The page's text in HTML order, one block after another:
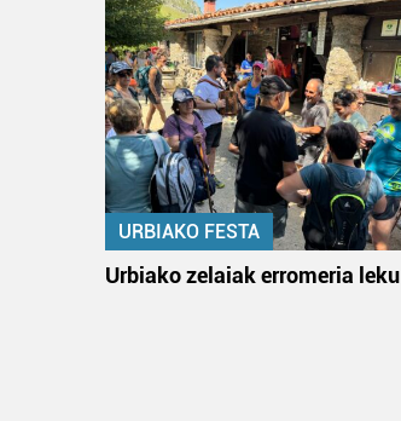
URBIAKO FESTA
Urbiako zelaiak erromeria leku